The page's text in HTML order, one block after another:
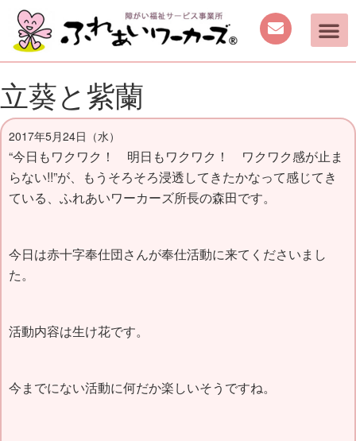
立葵と紫蘭
2017年5月24日（水）
“今日もワクワク！ 明日もワクワク！ ワクワク感が止ま
らない!!”が、もうそろそろ浸透してきたかなって感じてき
ている、 ふれあいワーカーズ所長の森田です。
今日は赤十字奉仕団さんが奉仕活動に来てくださいまし
た。
活動内容は生け花です。
今までにない活動に何だか楽しいそうですね。